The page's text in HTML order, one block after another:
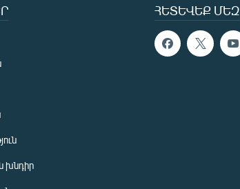
ՀԵՏԵՎԵՔ ՄԵԶ
խնդիր